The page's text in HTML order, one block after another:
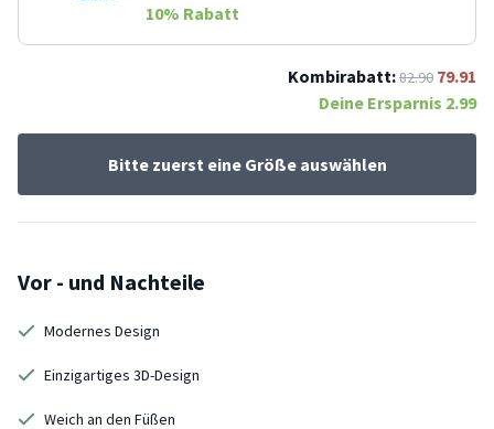
10% Rabatt
Kombirabatt:82.90 79.91
Deine Ersparnis 2.99
Bitte zuerst eine Größe auswählen
Vor - und Nachteile
Modernes Design
Einzigartiges 3D-Design
Weich an den Füßen